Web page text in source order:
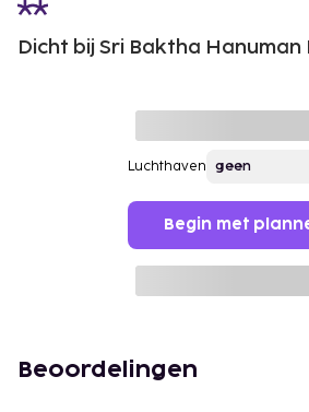
Dicht bij Sri Baktha Hanuman
Luchthaven
Begin met
Beoordelingen